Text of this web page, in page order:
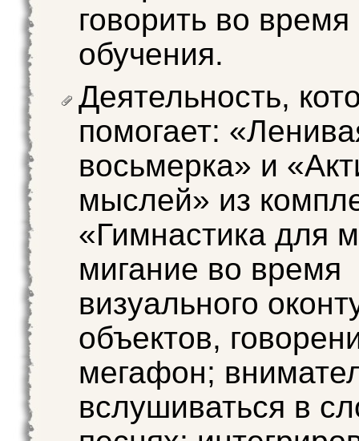
говорить во время
обучения.
Деятельность,
помогает:
восьмерка» и
мыслей» из
«Гимнастика для
мигание во время
визуального
объектов,
мегафон;
вслушиваться в